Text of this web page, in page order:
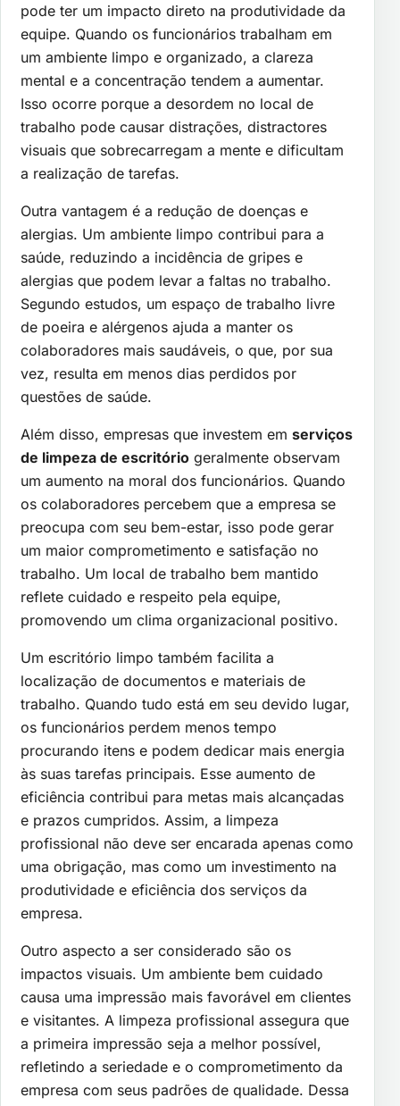
pode ter um impacto direto na produtividade da
equipe. Quando os funcionários trabalham em
um ambiente limpo e organizado, a clareza
mental e a concentração tendem a aumentar.
Isso ocorre porque a desordem no local de
trabalho pode causar distrações, distractores
visuais que sobrecarregam a mente e dificultam
a realização de tarefas.
Outra vantagem é a redução de doenças e
alergias. Um ambiente limpo contribui para a
saúde, reduzindo a incidência de gripes e
alergias que podem levar a faltas no trabalho.
Segundo estudos, um espaço de trabalho livre
de poeira e alérgenos ajuda a manter os
colaboradores mais saudáveis, o que, por sua
vez, resulta em menos dias perdidos por
questões de saúde.
Além disso, empresas que investem em serviços
de limpeza de escritório geralmente observam
um aumento na moral dos funcionários. Quando
os colaboradores percebem que a empresa se
preocupa com seu bem-estar, isso pode gerar
um maior comprometimento e satisfação no
trabalho. Um local de trabalho bem mantido
reflete cuidado e respeito pela equipe,
promovendo um clima organizacional positivo.
Um escritório limpo também facilita a
localização de documentos e materiais de
trabalho. Quando tudo está em seu devido lugar,
os funcionários perdem menos tempo
procurando itens e podem dedicar mais energia
às suas tarefas principais. Esse aumento de
eficiência contribui para metas mais alcançadas
e prazos cumpridos. Assim, a limpeza
profissional não deve ser encarada apenas como
uma obrigação, mas como um investimento na
produtividade e eficiência dos serviços da
empresa.
Outro aspecto a ser considerado são os
impactos visuais. Um ambiente bem cuidado
causa uma impressão mais favorável em clientes
e visitantes. A limpeza profissional assegura que
a primeira impressão seja a melhor possível,
refletindo a seriedade e o comprometimento da
empresa com seus padrões de qualidade. Dessa